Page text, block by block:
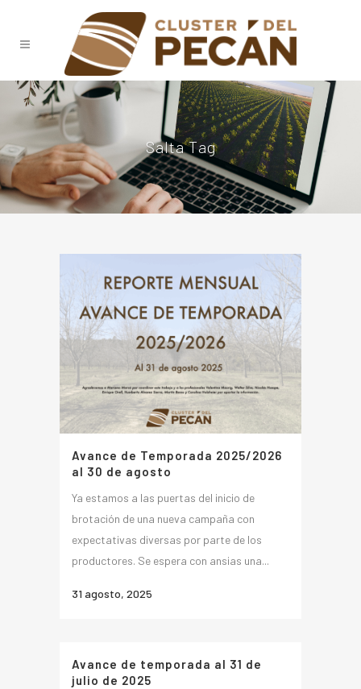
Salta Tag
Avance de Temporada 2025/2026
al 30 de agosto
Ya estamos a las puertas del inicio de
brotación de una nueva campaña con
expectativas diversas por parte de los
productores. Se espera con ansias una...
31 agosto, 2025
Avance de temporada al 31 de
julio de 2025